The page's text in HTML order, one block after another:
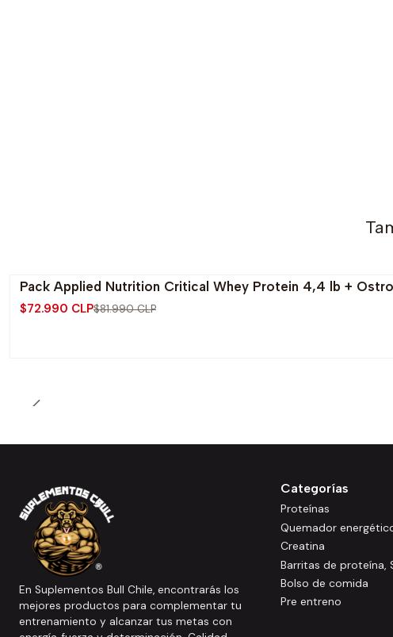
-11% OFF
Pack Applied Nutrition Critical Whey Protein 4,4 lb +
$72.990 CLP$81.990 CLP
En Suplementos Bull Chile, encontrarás los
mejores productos para complementar tu
entrenamiento y alcanzar tus metas con
Categorías
Proteínas
Quemador
Creatina
Barritas de proteína,
Bolso de comida
Pre entreno